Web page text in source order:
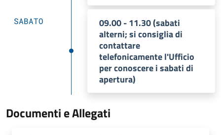
SABATO
09.00 - 11.30 (sabati
alterni; si consiglia di
contattare
telefonicamente l'Ufficio
per conoscere i sabati di
apertura)
Documenti e Allegati